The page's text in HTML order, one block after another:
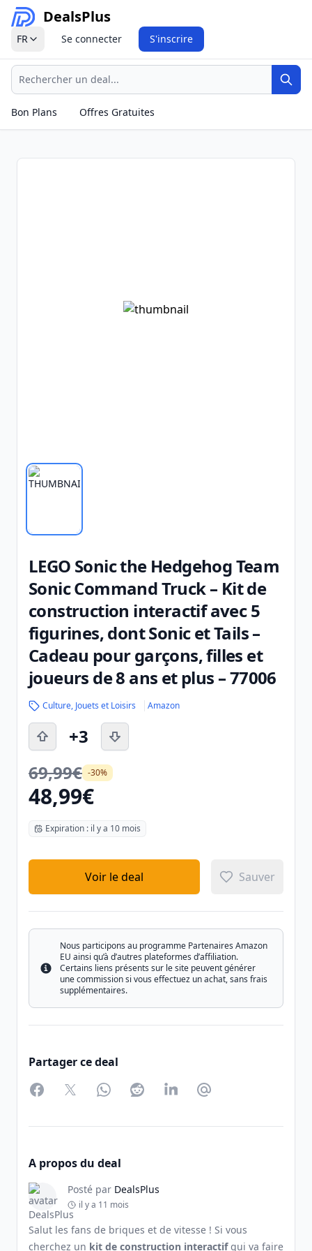
DealsPlus
FR Se connecter S'inscrire
Recherche
Bon Plans
Offres Gratuites
LEGO Sonic the Hedgehog Team
Sonic Command Truck – Kit de
construction interactif avec 5
figurines, dont Sonic et Tails –
Cadeau pour garçons, filles et
joueurs de 8 ans et plus – 77006
Culture, Jouets et Loisirs Amazon
+3
69,99€ -30%
48,99€
Expiration : il y a 10 mois
Voir le deal Sauver
Info
Nous participons au programme Partenaires Amazon
EU ainsi qu’à d’autres plateformes d’affiliation.
Certains liens présents sur le site peuvent générer
une commission si vous effectuez un achat, sans frais
supplémentaires.
Partager ce deal
FacebookTwitterWhatsAppRedditLinkedInPartager par Email
A propos du deal
Posté par DealsPlus
il y a 11 mois
Salut les fans de briques et de vitesse ! Si vous
cherchez un kit de construction interactifqui va faire